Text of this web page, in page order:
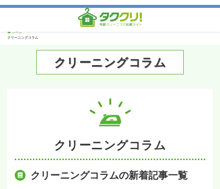
ホーム
クリーニングコラム
クリーニングコラム
クリーニングコラム
クリーニングコラムの新着記事一覧